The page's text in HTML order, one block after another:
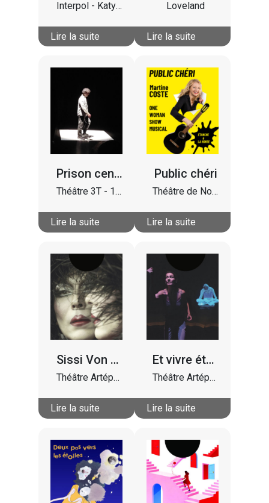
Interpol - Katy Perry - TVOD - Sprints - Miossec - Suzane - No Pain No Pain - Orelsan
Lire la suite
Loveland
Lire la suite
Prison centrale - Et maintenant je sors demain
Théâtre 3T - 10ème Avenue
Lire la suite
Public chéri
Théâtre de Notre Dame
Lire la suite
Sissi Von Vart
Théâtre Artéphile
Lire la suite
Et vivre était sublime
Théâtre Artéphile
Lire la suite